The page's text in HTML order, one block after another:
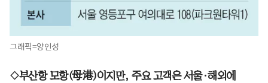
그래픽=양인성
◇부산항 모항(母港)이지만, 주요 고객은 서울·해외에